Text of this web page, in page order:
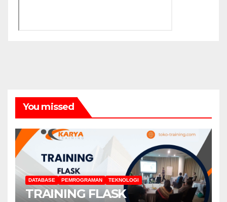
You missed
DATABASE PEMROGRAMAN TEKNOLOGI
TRAINING FLASK